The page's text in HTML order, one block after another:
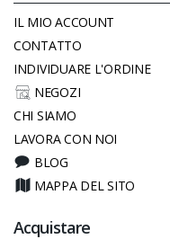
IL MIO ACCOUNT
CONTATTO
INDIVIDUARE L'ORDINE
NEGOZI
CHI SIAMO
LAVORA CON NOI
BLOG
MAPPA DEL SITO
Acquistare